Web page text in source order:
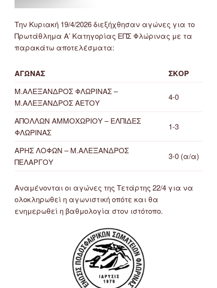
Την Κυριακή 19/4/2026 διεξήχθησαν αγώνες για το
Πρωτάθλημα Α’ Κατηγορίας ΕΠΣ Φλώρινας με τα
παρακάτω αποτελέσματα:
ΑΓΩΝΑΣ ΣΚΟΡ
Μ.ΑΛΕΞΑΝΔΡΟΣ ΦΛΩΡΙΝΑΣ –
Μ.ΑΛΕΞΑΝΔΡΟΣ ΑΕΤΟΥ
4-0
ΑΠΟΛΛΩΝ ΑΜΜΟΧΩΡΙΟΥ – ΕΛΠΙΔΕΣ
ΦΛΩΡΙΝΑΣ
1-3
ΑΡΗΣ ΛΟΦΩΝ – Μ.ΑΛΕΞΑΝΔΡΟΣ
ΠΕΛΑΡΓΟΥ
3-0 (α/α)
Αναμένονται οι αγώνες της Τετάρτης 22/4 για να
ολοκληρωθεί η αγωνιστική οπότε και θα
ενημερωθεί η βαθμολογία στον ιστότοπο.